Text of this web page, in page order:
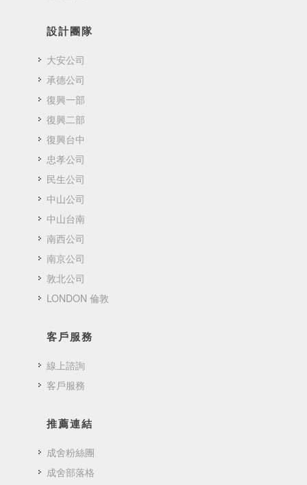
設計團隊
大安公司
承德公司
復興一部
復興二部
復興台中
忠孝公司
民生公司
中山公司
中山台南
南西公司
南京公司
敦北公司
LONDON 倫敦
客戶服務
線上諮詢
客戶服務
推薦連結
成舍粉絲團
成舍部落格